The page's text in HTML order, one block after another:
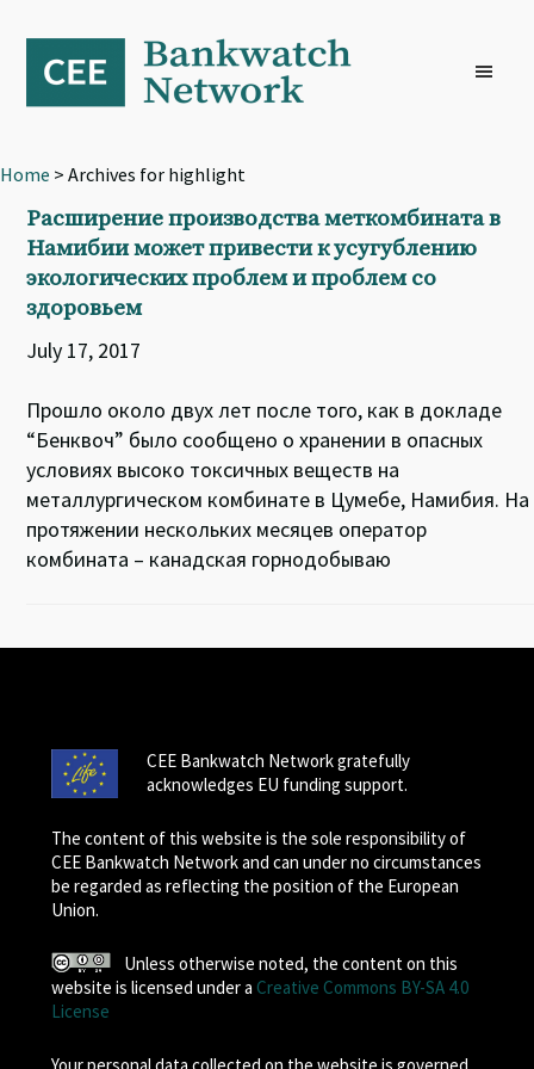
primary
navigation
content
footer
Home > Archives for highlight
Расширение производства меткомбината в
Намибии может привести к усугублению
экологических проблем и проблем со
здоровьем
July 17, 2017
Прошло около двух лет после того, как в докладе
“Бенквоч” было сообщено о хранении в опасных
условиях высоко токсичных веществ на
металлургическом комбинате в Цумебе, Намибия. На
протяжении нескольких месяцев оператор
комбината – канадская горнодобываю
CEE Bankwatch Network gratefully
acknowledges EU funding support.
The content of this website is the sole responsibility of
CEE Bankwatch Network and can under no circumstances
be regarded as reflecting the position of the European
Union.
Unless otherwise noted, the content on this
website is licensed under a Creative Commons BY-SA 4.0
License